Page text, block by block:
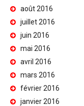
août 2016
juillet 2016
juin 2016
mai 2016
avril 2016
mars 2016
février 2016
janvier 2016